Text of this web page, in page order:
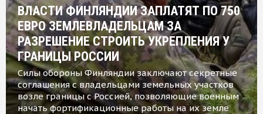
ВЛАСТИ ФИНЛЯНДИИ ЗАПЛАТЯТ ПО 750
ЕВРО ЗЕМЛЕВЛАДЕЛЬЦАМ ЗА
РАЗРЕШЕНИЕ СТРОИТЬ УКРЕПЛЕНИЯ У
ГРАНИЦЫ РОССИИ
Силы обороны Финляндии заключают секретные
соглашения с владельцами земельных участков
возле границы с Россией, позволяющие военным
начать фортификационные работы на их земле